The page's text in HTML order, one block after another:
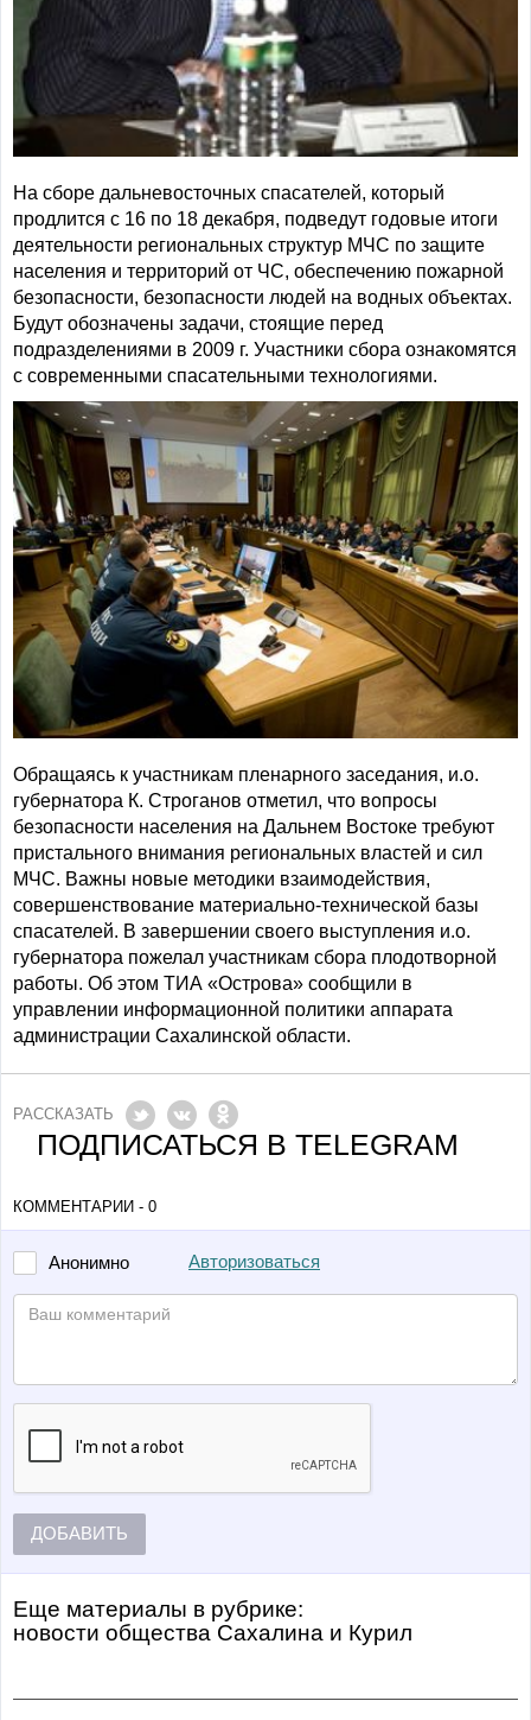
На сборе дальневосточных спасателей, который
продлится с 16 по 18 декабря, подведут годовые итоги
деятельности региональных структур МЧС по защите
населения и территорий от ЧС, обеспечению пожарной
безопасности, безопасности людей на водных объектах.
Будут обозначены задачи, стоящие перед
подразделениями в 2009 г. Участники сбора ознакомятся
с современными спасательными технологиями.
Обращаясь к участникам пленарного заседания, и.о.
губернатора К. Строганов отметил, что вопросы
безопасности населения на Дальнем Востоке требуют
пристального внимания региональных властей и сил
МЧС. Важны новые методики взаимодействия,
совершенствование материально-технической базы
спасателей. В завершении своего выступления и.о.
губернатора пожелал участникам сбора плодотворной
работы. Об этом ТИА «Острова» сообщили в
управлении информационной политики аппарата
администрации Сахалинской области.
РАССКАЗАТЬ
ПОДПИСАТЬСЯ В TELEGRAM
КОММЕНТАРИИ - 0
Анонимно Авторизоваться
ДОБАВИТЬ
Еще материалы в рубрике:
Новости общества Сахалина и Курил